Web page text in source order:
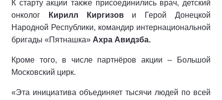
К старту акции также присоединились врач, детский
онколог
Кирилл Киргизови Герой Донецкой
Народной Республики, командир интернациональной
бригады «Пятнашка» Ахра Авидзба.
Кроме того, в числе партнёров акции – Большой
Московский цирк.
«Эта инициатива объединяет тысячи людей по всей